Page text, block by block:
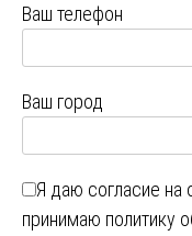
Ваш телефон
Ваш город
Я даю согласие на
принимаю политику